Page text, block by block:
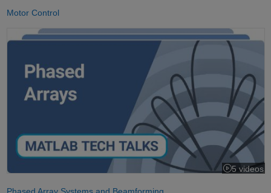
Motor Control
Understanding Phased Array Systems and Beamforming
5 videos